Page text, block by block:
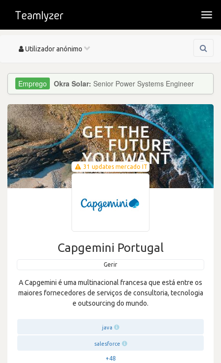
Toggle
Utilizador anónimo
Okra Solar: Senior Power Systems Engineer
31 updates mercado IT
Capgemini Portugal
Gerir
A Capgemini é uma multinacional francesa que está entre os
maiores fornecedores de serviços de consultoria, tecnologia
e outsourcing do mundo.
java
salesforce
+48